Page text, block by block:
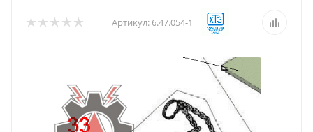
Артикул: 6.47.054-1